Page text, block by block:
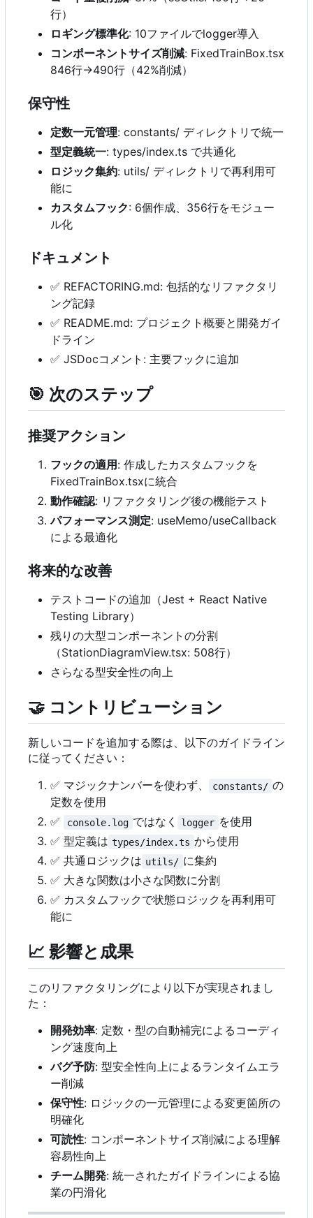
行）
ロギング標準化: 10ファイルでlogger導入
コンポーネントサイズ削減: FixedTrainBox.tsx
846行→490行（42%削減）
保守性
定数一元管理: constants/ ディレクトリで統一
型定義統一: types/index.ts で共通化
ロジック集約: utils/ ディレクトリで再利用可
能に
カスタムフック: 6個作成、356行をモジュー
ル化
ドキュメント
✅ REFACTORING.md: 包括的なリファクタリ
ング記録
✅ README.md: プロジェクト概要と開発ガイ
ドライン
✅ JSDocコメント: 主要フックに追加
🎯 次のステップ
推奨アクション
フックの適用 : 作成したカスタムフックを
FixedTrainBox.tsxに統合
動作確認: リファクタリング後の機能テスト
パフォーマンス測定: useMemo/useCallback
による最適化
将来的な改善
テストコードの追加（Jest + React Native
Testing Library）
残りの大型コンポーネントの分割
（StationDiagramView.tsx: 508行）
さらなる型安全性の向上
🤝 コントリビューション
新しいコードを追加する際は、以下のガイドライン
に従ってください：
✅ マジックナンバーを使わず、 constants/ の
定数を使用
✅
console.log ではなく logger を使用
✅ 型定義は types/index.ts から使用
✅ 共通ロジックは utils/ に集約
✅ 大きな関数は小さな関数に分割
✅ カスタムフックで状態ロジックを再利用可
能に
📈 影響と成果
このリファクタリングにより以下が実現されまし
た：
開発効率: 定数・型の自動補完によるコーディ
ング速度向上
バグ予防: 型安全性向上によるランタイムエラ
ー削減
保守性: ロジックの一元管理による変更箇所の
明確化
可読性: コンポーネントサイズ削減による理解
容易性向上
チーム開発: 統一されたガイドラインによる協
業の円滑化